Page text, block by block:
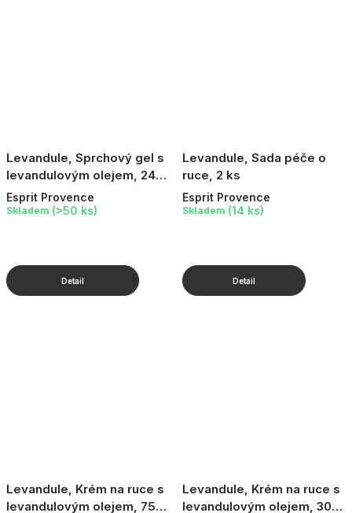
Levandule, Sprchový gel s
levandulovým olejem, 245
ml
Esprit Provence
Skladem (>50 ks)
Levandule, Sada péče o
ruce, 2 ks
Esprit Provence
Skladem (14 ks)
Levandule, Krém na ruce s
levandulovým olejem, 75
Levandule, Krém na ruce s
levandulovým olejem, 30